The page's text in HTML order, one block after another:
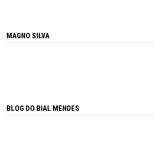
MAGNO SILVA
BLOG DO BIAL MENDES